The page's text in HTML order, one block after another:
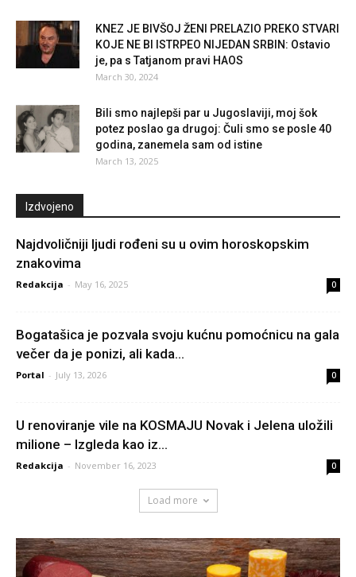
KNEZ JE BIVŠOJ ŽENI PRELAZIO PREKO STVARI
KOJE NE BI ISTRPEO NIJEDAN SRBIN: Ostavio
je, pa s Tatjanom pravi HAOS
March 30, 2024
Bili smo najlepši par u Jugoslaviji, moj šok
potez poslao ga drugoj: Čuli smo se posle 40
godina, zanemela sam od istine
March 13, 2025
Izdvojeno
Najdvoličniji ljudi rođeni su u ovim horoskopskim
znakovima
Redakcija - May 16, 2025 0
Bogatašica je pozvala svoju kućnu pomoćnicu na gala
večer da je ponizi, ali kada...
Portal - July 13, 2026 0
U renoviranje vile na KOSMAJU Novak i Jelena uložili
milione – Izgleda kao iz...
Redakcija - November 16, 2023 0
Load more